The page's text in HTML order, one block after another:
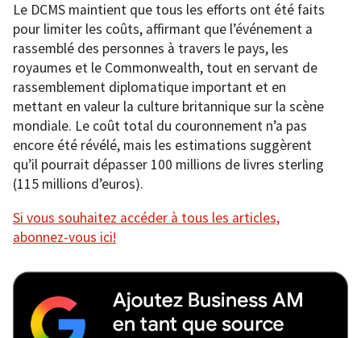
Le DCMS maintient que tous les efforts ont été faits
pour limiter les coûts, affirmant que l’événement a
rassemblé des personnes à travers le pays, les
royaumes et le Commonwealth, tout en servant de
rassemblement diplomatique important et en
mettant en valeur la culture britannique sur la scène
mondiale. Le coût total du couronnement n’a pas
encore été révélé, mais les estimations suggèrent
qu’il pourrait dépasser 100 millions de livres sterling
(115 millions d’euros).
Si vous souhaitez accéder à tous les articles,
abonnez-vous ici!